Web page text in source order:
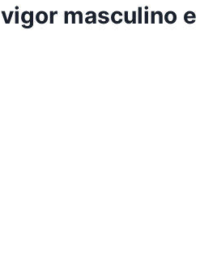
masculino